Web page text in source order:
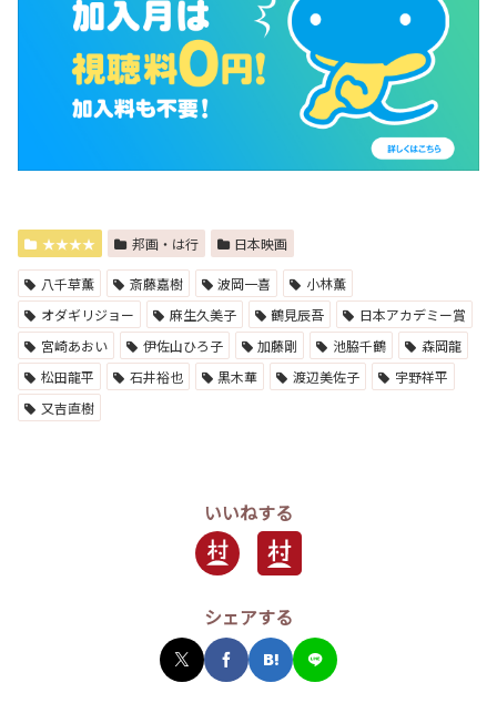
★★★★ 邦画・は行 日本映画
八千草薫 斎藤嘉樹 波岡一喜
小林薫
オダギリジョー
麻生久美子 鶴見辰吾
日本アカデミー賞
宮崎あおい
伊佐山ひろ子 加藤剛 池脇千鶴
森岡龍
松田龍平
石井裕也 黒木華 渡辺美佐子
宇野祥平
又吉直樹
いいねする
シェアする